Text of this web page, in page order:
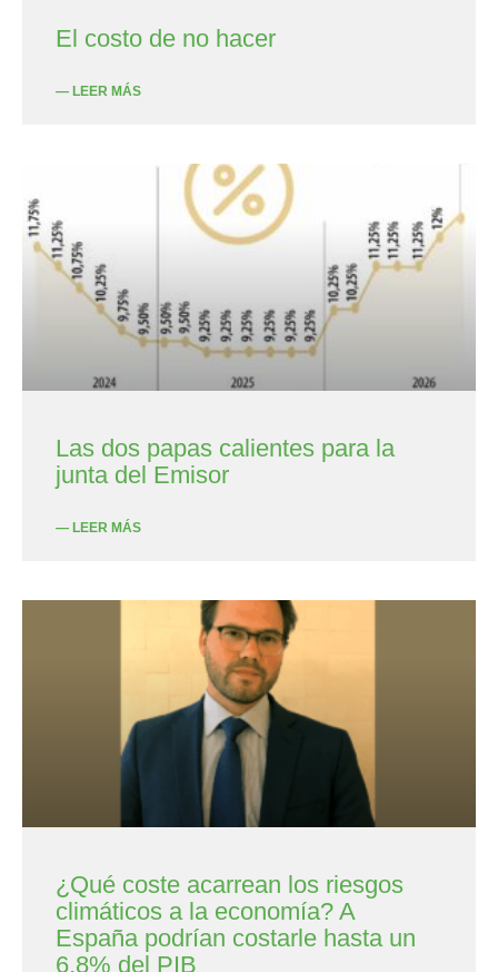
El costo de no hacer
— LEER MÁS
Las dos papas calientes para la
junta del Emisor
— LEER MÁS
¿Qué coste acarrean los riesgos
climáticos a la economía? A
España podrían costarle hasta un
6,8% del PIB